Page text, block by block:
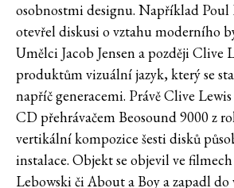
osobnostmi designu. Například Poul
otevřel diskusi o vztahu moderního
Umělci Jacob Jensen a později Clive
produktům vizuální jazyk, který se
napříč generacemi. Právě Clive
CD přehrávačem Beosound 9000 z
vertikální kompozice šesti disků
instalace. Objekt se objevil ve
Lebowski či About a Boy a zapadl